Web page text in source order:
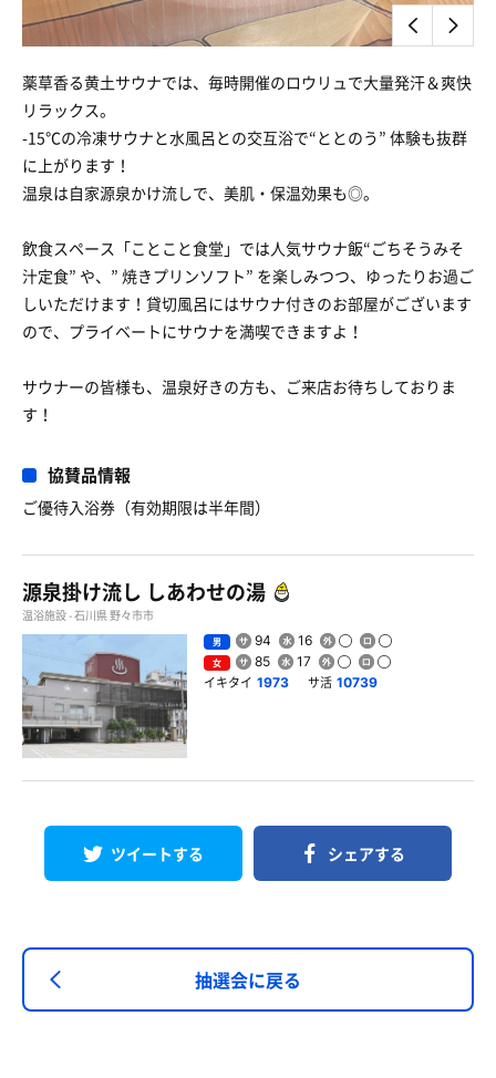
薬草香る黄土サウナでは、毎時開催のロウリュで大量発汗＆爽快
リラックス。
-15℃の冷凍サウナと水風呂との交互浴で“ととのう” 体験も抜群
に上がります！
温泉は自家源泉かけ流しで、美肌・保温効果も◎。
飲食スペース「ことこと食堂」では人気サウナ飯“ごちそうみそ
汁定食” や、” 焼きプリンソフト” を楽しみつつ、ゆったりお過ご
しいただけます！貸切風呂にはサウナ付きのお部屋がございます
ので、プライベートにサウナを満喫できますよ！
サウナーの皆様も、温泉好きの方も、ご来店お待ちしておりま
す！
協賛品情報
ご優待入浴券（有効期限は半年間）
源泉掛け流し しあわせの湯
温浴施設 - 石川県 野々市市
男 94 16
女 85 17
イキタイ 1973 サ活 10739
ツイートする シェアする
抽選会に戻る